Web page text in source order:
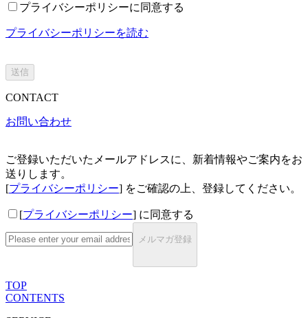
プライバシーポリシーに同意する
プライバシーポリシーを読む
送信
CONTACT
お問い合わせ
ご登録いただいたメールアドレスに、新着情報やご案内をお
送りします。
[プライバシーポリシー] をご確認の上、登録してください。
[プライバシーポリシー] に同意する
メルマガ登録
TOP
CONTENTS